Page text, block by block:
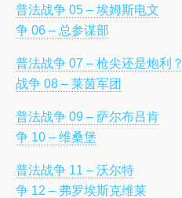
普法战争 05 – 埃姆斯电文
争 06 – 总参谋部
普法战争 07 – 枪尖还是炮利？
战争 08 – 莱茵军团
普法战争 09 – 萨尔布吕肯
争 10 – 维桑堡
普法战争 11 – 沃尔特
争 12 – 弗罗埃斯克维莱